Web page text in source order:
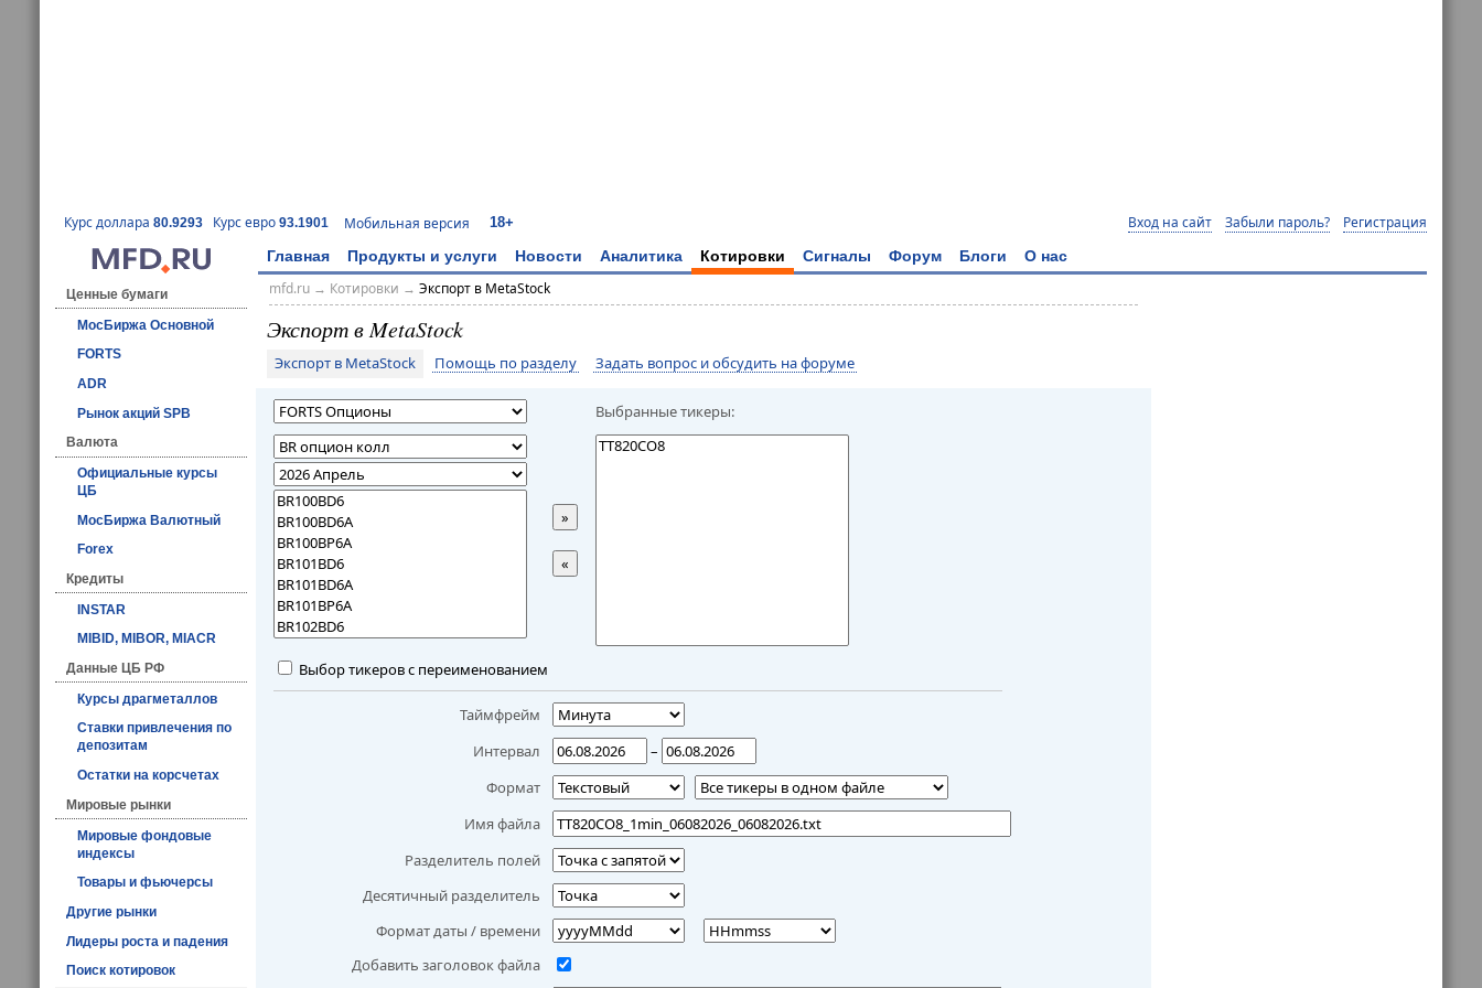
Курс доллара 80.9293 Курс евро 93.1901 Мобильная версия 18+ Вход на сайт Забыли пароль? Регистрация
Главная Продукты и услуги Новости Аналитика Котировки Сигналы Форум Блоги О нас
Ценные бумаги
МосБиржа Основной
FORTS
ADR
Рынок акций SPB
Валюта
Официальные курсы
ЦБ
МосБиржа Валютный
Forex
Кредиты
INSTAR
MIBID, MIBOR, MIACR
Данные ЦБ РФ
Курсы драгметаллов
Ставки привлечения по
депозитам
Остатки на корсчетах
Мировые рынки
Мировые фондовые
индексы
Товары и фьючерсы
Другие рынки
Лидеры роста и падения
Поиск котировок
mfd.ru→ Котировки → Экспорт в MetaStock
Экспорт в MetaStock
Экспорт в MetaStock Помощь по разделу Задать вопрос и обсудить на форуме
Выбранные тикеры:
»
«
Выбор тикеров с переименованием
Таймфрейм
Интервал
–
Формат
Имя файла
Разделитель полей
Десятичный разделитель
Формат даты / времени
Добавить заголовок файла